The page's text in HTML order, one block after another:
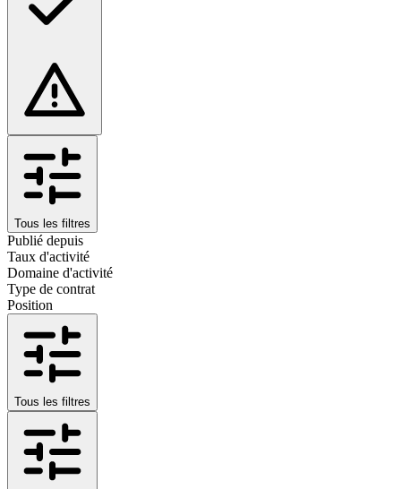
Tous les filtres
Publié depuis
Taux d'activité
Domaine d'activité
Type de contrat
Position
Tous les filtres